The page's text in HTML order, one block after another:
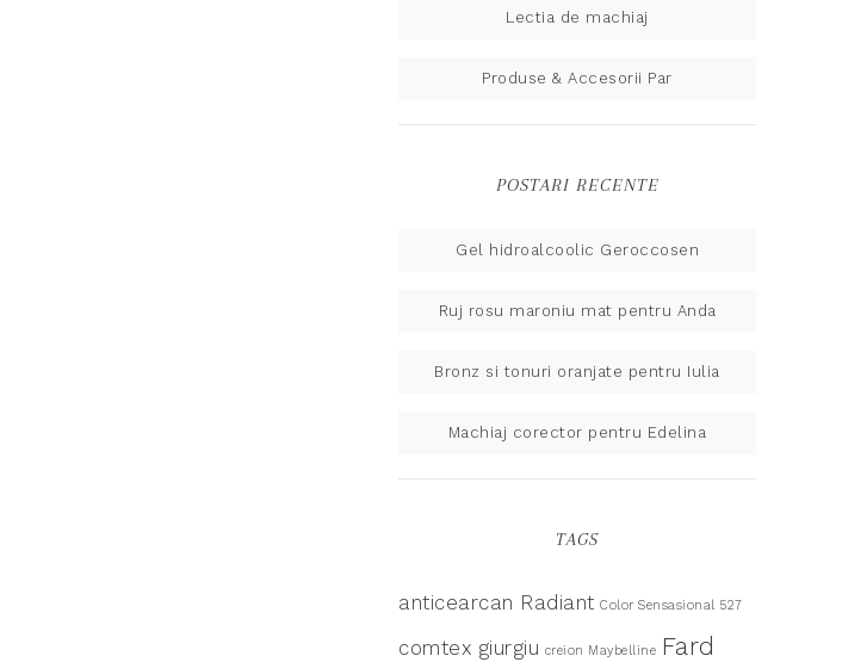
Lectia de machiaj
Produse & Accesorii Par
POSTARI RECENTE
Gel hidroalcoolic Geroccosen
Ruj rosu maroniu mat pentru Anda
Bronz si tonuri oranjate pentru Iulia
Machiaj corector pentru Edelina
TAGS
anticearcan Radiant Color Sensasional 527
comtex giurgiu creion Maybelline Fard